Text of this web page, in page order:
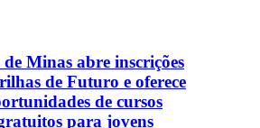
Minas abre inscrições
de Futuro e oferece
de cursos
para jovens